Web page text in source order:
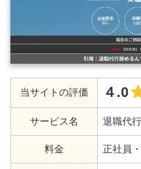
当サイトの評価 ４.0
サービス名 退職代
料金 正社員